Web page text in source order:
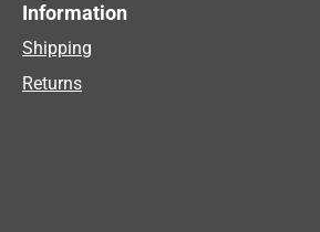
Information
Shipping
Returns